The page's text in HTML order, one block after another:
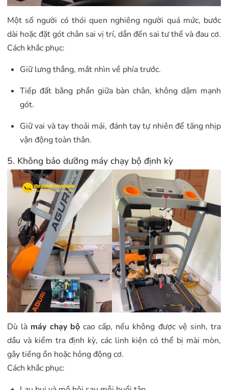
Một số người có thói quen nghiêng người quá mức, bước
dài hoặc đặt gót chân sai vị trí, dẫn đến sai tư thế và đau cơ.
Cách khắc phục:
Giữ lưng thẳng, mắt nhìn về phía trước.
Tiếp đất bằng phần giữa bàn chân, không dậm mạnh
gót.
Giữ vai và tay thoải mái, đánh tay tự nhiên để tăng nhịp
vận động toàn thân.
5. Không bảo dưỡng máy chạy bộ định kỳ
Dù là máy chạy bộcao cấp, nếu không được vệ sinh, tra
dầu và kiểm tra định kỳ, các linh kiện có thể bị mài mòn,
gây tiếng ồn hoặc hỏng động cơ.
Cách khắc phục: